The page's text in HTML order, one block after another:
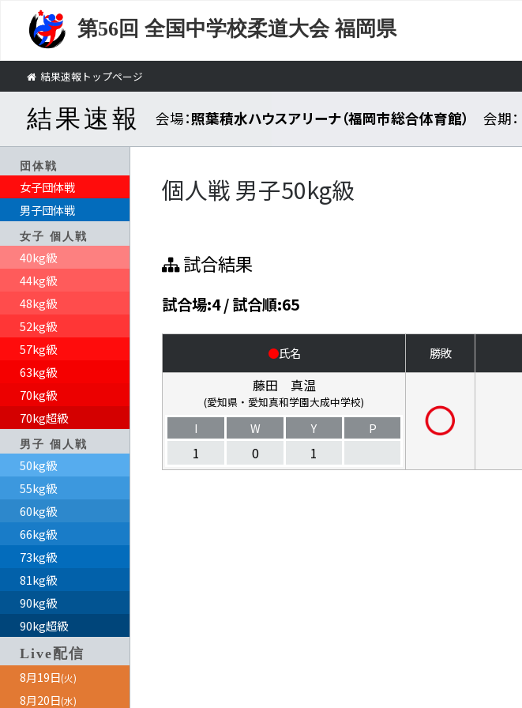
第56回 全国中学校柔道大会 福岡県
結果速報トップページ
結果速報 会場：照葉積水ハウスアリーナ（福岡市総合体育館） 会期：
団体戦
女子団体戦
男子団体戦
女子 個人戦
40kg級
44kg級
48kg級
52kg級
57kg級
63kg級
70kg級
70kg超級
男子 個人戦
50kg級
55kg級
60kg級
66kg級
73kg級
81kg級
90kg級
90kg超級
Live配信
8月19日(火)
8月20日(水)
個人戦 男子50kg級
試合結果
試合場:4 / 試合順:65
●氏名 勝敗
藤田 真温
(愛知県・愛知真和学園大成中学校)
I W Y P
1 0 1